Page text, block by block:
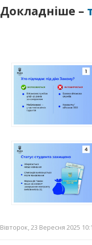
Докладніше –
Вівторок, 23 Вересня 2025